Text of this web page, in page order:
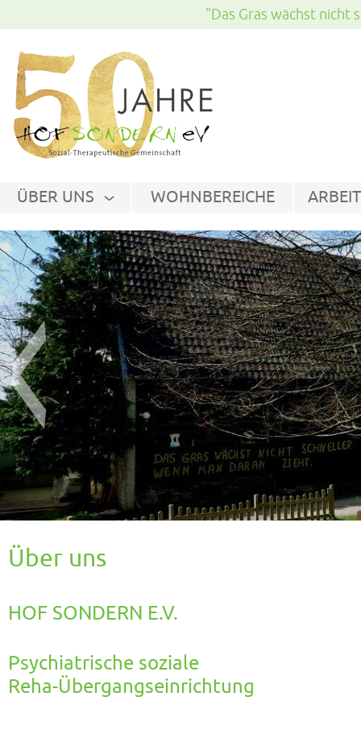
"Das Gras wächst nicht
ÜBER UNS WOHNBEREICHE ARBEIT
Über uns
HOF SONDERN E.V.
Psychiatrische soziale
Reha-Übergangseinrichtung